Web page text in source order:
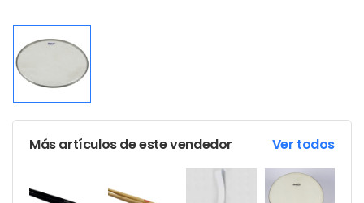
Más artículos de este vendedor Ver todos